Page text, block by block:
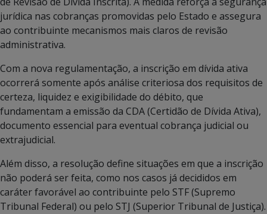
jurídica nas cobranças promovidas pelo Estado e assegura
ao contribuinte mecanismos mais claros de revisão
administrativa.
Com a nova regulamentação, a inscrição em dívida ativa
ocorrerá somente após análise criteriosa dos requisitos de
certeza, liquidez e exigibilidade do débito, que
fundamentam a emissão da CDA (Certidão de Dívida Ativa),
documento essencial para eventual cobrança judicial ou
extrajudicial.
Além disso, a resolução define situações em que a inscrição
não poderá ser feita, como nos casos já decididos em
caráter favorável ao contribuinte pelo STF (Supremo
Tribunal Federal) ou pelo STJ (Superior Tribunal de Justiça).